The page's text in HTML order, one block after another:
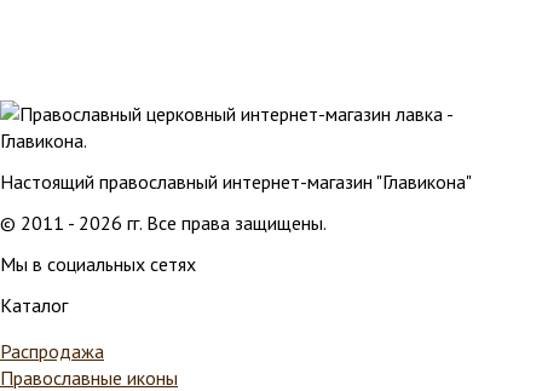
Настоящий православный интернет-магазин "Главикона"
© 2011 - 2026 гг. Все права защищены.
Мы в социальных сетях
Каталог
Распродажа
Православные иконы